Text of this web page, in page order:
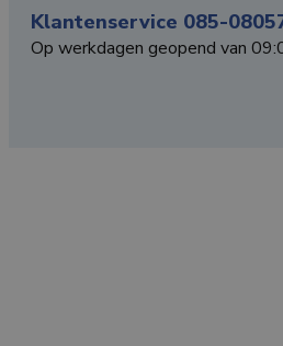
Klantenservice 085-
Op werkdagen geopend van